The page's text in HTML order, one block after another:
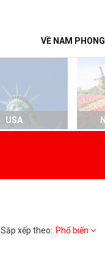
VỀ NAM PHONG
USA
Sắp xếp theo: Phổ biến